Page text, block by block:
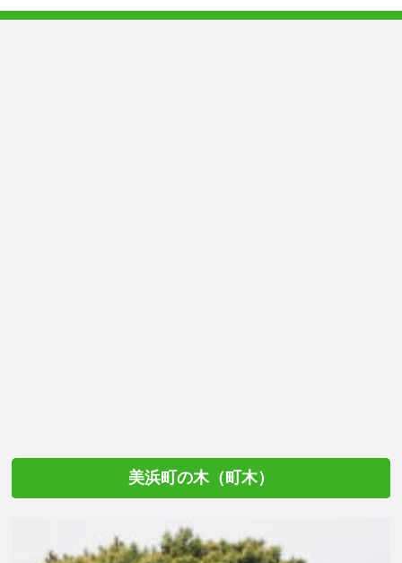
美浜町の木（町木）